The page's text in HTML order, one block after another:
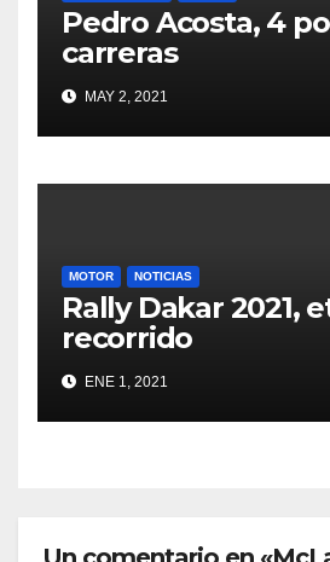
Pedro Acosta, 4
carreras
MAY 2, 2021
MOTOR NOTICIAS
Rally Dakar 2021,
recorrido
ENE 1, 2021